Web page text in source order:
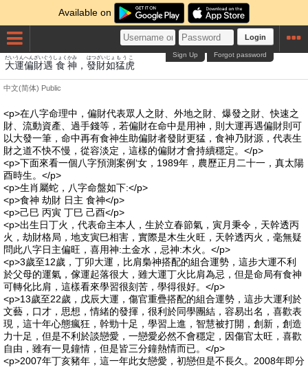
Available on
Login
Forgot password
Sign Up
大運
だいうん
偏
へん
財
ざい
遇
ぐう
食
しょく
神
かみ
， 發
はつ
財
ざい
如
じょ
猛虎
もうこ
中文(简体) Public
<p>在八字命理中，偏財代表眾人之財、外地之財、爆發之財、快速之
財、流動資產、過手錢等，若偏財在命中是用神，則大運再遇偏財則可
以大發一筆，命中再有食神生助偏財者發財更猛，食神乃財源，代表生
財之道不快不慢，從容淡定，這樣的偏財才會持續穩定。</p>
<p>下面來看一個八字預測案例‘女，1989年，農歷正月二十一，真太陽
酉時生。</p>
<p>生肖屬蛇，八字命盤如下:</p>
<p>食神 劫財 日主 食神</p>
<p>己巳 丙寅 丁巳 己酉</p>
<p>出生日丁火，代表命主本人，生於立春節氣，寅月秉令，天幹透丙
火，劫財格局，地支寅巳相害，實際是木生火旺，天幹透丙火，毫無疑
問此八字日主偏旺，喜用神:土金水，忌神:木火。</p>
<p>3歲至12歲，丁卯大運，比肩梟神搭配的組合運勢，這步大運不利
於父母的運氣，傢運起落很大，雖大運丁火比肩為忌，但是命局有食神
可轉化比肩，這樣看來學習很刻苦，學得很好。</p>
<p>13歲至22歲，戊辰大運，傷官重疊搭配的組合運勢，這步大運利於
文藝，口才，思想，情緒的發揮，很利於同學團結，容易出名，喜歡表
現，這十年心態瘋狂，幹勁十足，學習上進，智慧被打開，創新，創造
力十足，但是不利於談戀愛，一戀愛必然不會穩定，因傷官太旺，喜歡
自由，雖有一見鐘情，但是皆三分鐘熱情而已。</p>
<p>2007年丁亥豬年，這一年此女戀愛，初戀但是不長久。2008年即分